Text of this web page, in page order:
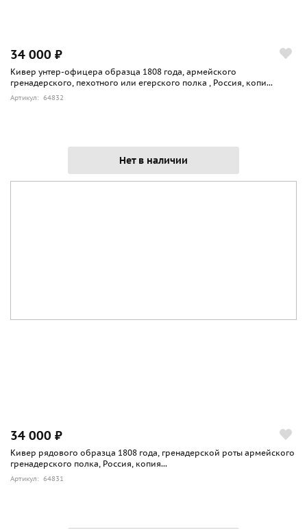
34 000 ₽
Кивер унтер-офицера образца 1808 года, армейского
гренадерского, пехотного или егерского полка , Россия, копи...
Артикул: 64832
Нет в наличии
34 000 ₽
Кивер рядового образца 1808 года, гренадерской роты армейского
гренадерского полка, Россия, копия...
Артикул: 64831